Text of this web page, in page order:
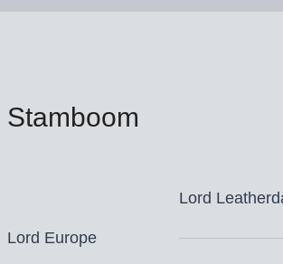
Oldenburg, Rheinland en Westfalen
Dekgeld bedraagt € 1.000,- (vaste
dracht) excl. BTW, afdracht, toeslag
Stamboom
Lord Europe
Lord